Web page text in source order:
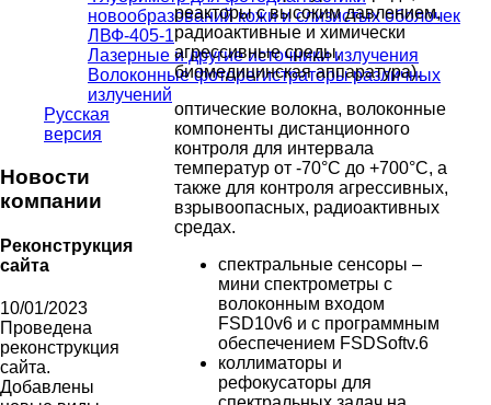
реакторы с высоким давлением,
радиоактивные и химически
агрессивные среды,
биомедицинская аппаратура).
оптические волокна, волоконные
компоненты дистанционного
контроля для интервала
температур от -70°С до +700°С, а
также для контроля агрессивных,
взрывоопасных, радиоактивных
средах.
спектральные сенсоры –
мини спектрометры с
волоконным входом
FSD10v6 и с программным
обеспечением FSDSoftv.6
коллиматоры и
рефокусаторы для
новообразований кожи и слизистых оболочек
ЛВФ-405-1
Лазерные и другие источники излучения
Волоконные фоторегистраторы различных
излучений
Русская
версия
Новости
компании
Реконструкция
сайта
10/01/2023
Проведена
реконструкция
сайта.
Добавлены